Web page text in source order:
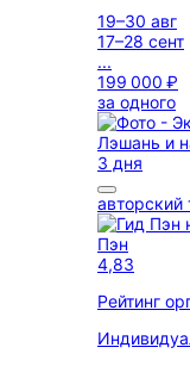
19–30 авг
17–28 сент
...
199 000 ₽
за одного
3 дня
авторский
Пэн
4,83
Рейтинг